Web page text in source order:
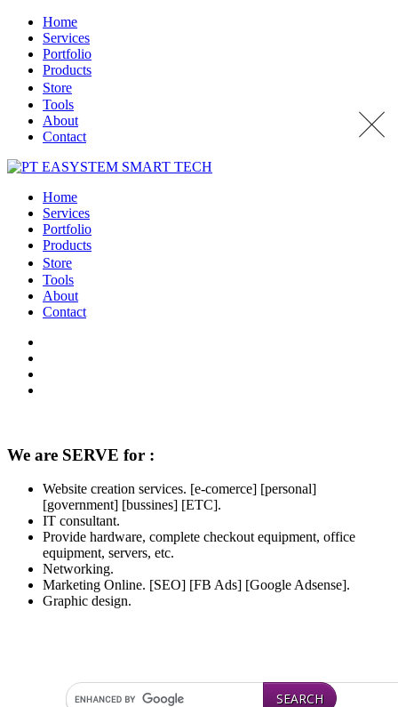
Home
Services
Portfolio
Products
Store
Tools
About
Contact
Home
Services
Portfolio
Products
Store
Tools
About
Contact
We are SERVE for :
Website creation services. [e-comerce] [personal]
[government] [bussines] [ETC].
IT consultant.
Provide hardware, complete checkout equipment, office
equipment, servers, etc.
Networking.
Marketing Online. [SEO] [FB Ads] [Google Adsense].
Graphic design.